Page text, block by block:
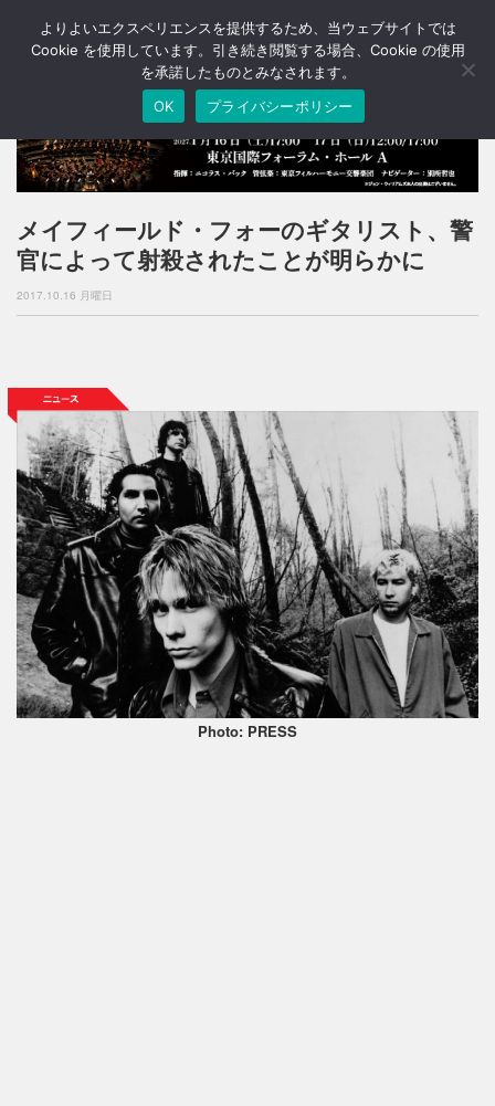
T
o
a
v
i
g
o
メイフィールド・フォーのギタリスト、警
官によって射殺されたことが明らかに
2017.10.16 月曜日
Photo: PRESS
よりよいエクスペリエンスを提供するため、当ウェブサイトでは
Cookie を使用しています。引き続き閲覧する場合、Cookie の使用
を承諾したものとみなされます。
OK
プライバシーポリシー